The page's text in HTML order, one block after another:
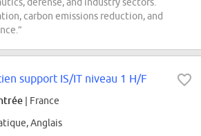
carbon emissions reduction, and
support IS/IT niveau 1 H/F
| France
Anglais